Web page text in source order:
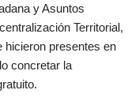
y Asuntos
Territorial,
hicieron presentes en
concretar la